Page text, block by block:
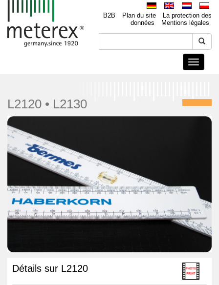
B2B Plan du site
La protection des
données
Mentions légales
Toggle
L2120 • L2130
Détails sur L2120